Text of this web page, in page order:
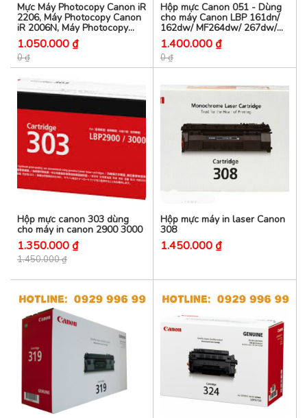
Mực Máy Photocopy Canon iR
2206, Máy Photocopy Canon
iR 2006N, Máy Photocopy
Canon iR 2206N
1.050.000 ₫
0 ₫
Hộp mực Canon 051 - Dùng
cho máy Canon LBP 161dn/
162dw/ MF264dw/ 267dw/
269dw
1.400.000 ₫
0 ₫
Hộp mực canon 303 dùng
cho máy in canon 2900 3000
1.350.000 ₫
1.450.000 ₫
Hộp mực máy in laser Canon
308
1.450.000 ₫